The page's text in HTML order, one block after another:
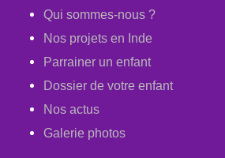
Qui sommes-nous ?
Nos projets en Inde
Parrainer un enfant
Dossier de votre enfant
Nos actus
Galerie photos